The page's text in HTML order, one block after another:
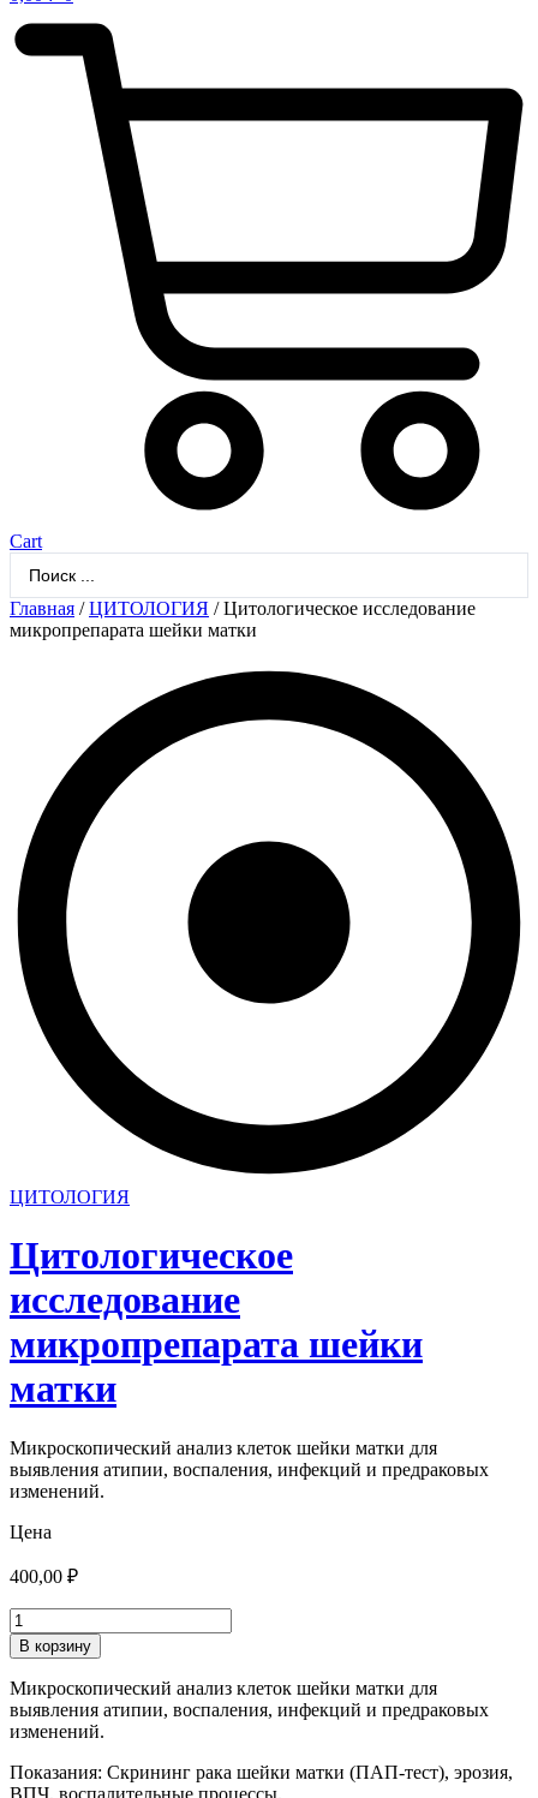
Cart
Главная /ЦИТОЛОГИЯ / Цитологическое исследование
микропрепарата шейки матки
ЦИТОЛОГИЯ
Цитологическое
исследование
микропрепарата шейки
матки
Микроскопический анализ клеток шейки матки для
выявления атипии, воспаления, инфекций и предраковых
изменений.
Цена
400,00 ₽
Количество
товара
Цитологическое
исследование
микропрепарата
шейки
В корзину
Микроскопический анализ клеток шейки матки для
выявления атипии, воспаления, инфекций и предраковых
изменений.
Показания: Скрининг рака шейки матки (ПАП-тест), эрозия,
ВПЧ, воспалительные процессы.